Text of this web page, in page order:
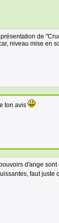
de
niveau mise en
ton avis
d'ange
faut juste